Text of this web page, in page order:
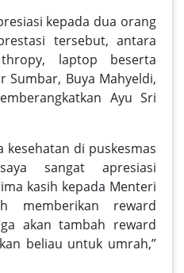
kepada dua orang
tersebut, antara
laptop beserta
Sumbar, Buya Mahyeldi,
Ayu Sri
kesehatan di puskesmas
sangat apresiasi
kasih kepada Menteri
memberikan reward
akan tambah reward
beliau untuk umrah,”